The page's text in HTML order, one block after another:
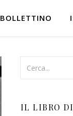
BOLLETTINO
IL LIBRO